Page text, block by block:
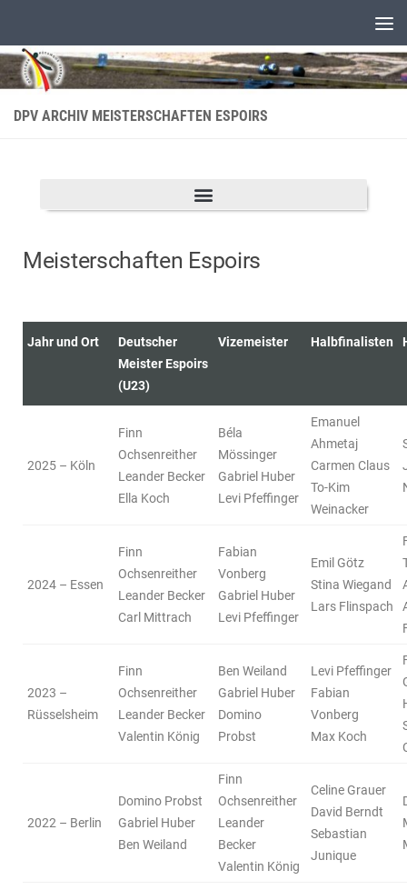
DPV ARCHIV MEISTERSCHAFTEN ESPOIRS
Meisterschaften Espoirs
Jahr und Ort
Deutscher
Meister Espoirs
(U23)
Vizemeister Halbfinalisten
2025 – Köln
Finn
Ochsenreither
Leander Becker
Ella Koch
Béla
Mössinger
Gabriel Huber
Levi Pfeffinger
Emanuel
Ahmetaj
Carmen Claus
To-Kim
Weinacker
2024 – Essen
Finn
Ochsenreither
Leander Becker
Carl Mittrach
Fabian
Vonberg
Gabriel Huber
Levi Pfeffinger
Emil Götz
Stina Wiegand
Lars Flinspach
2023 –
Rüsselsheim
Finn
Ochsenreither
Leander Becker
Valentin König
Ben Weiland
Gabriel Huber
Domino
Probst
Levi Pfeffinger
Fabian
Vonberg
Max Koch
2022 – Berlin
Domino Probst
Gabriel Huber
Ben Weiland
Finn
Ochsenreither
Leander
Becker
Valentin König
Celine Grauer
David Berndt
Sebastian
Junique